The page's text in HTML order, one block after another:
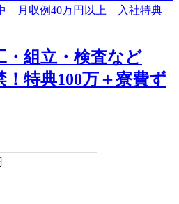
・組立・検査など
特典100万＋寮費ず